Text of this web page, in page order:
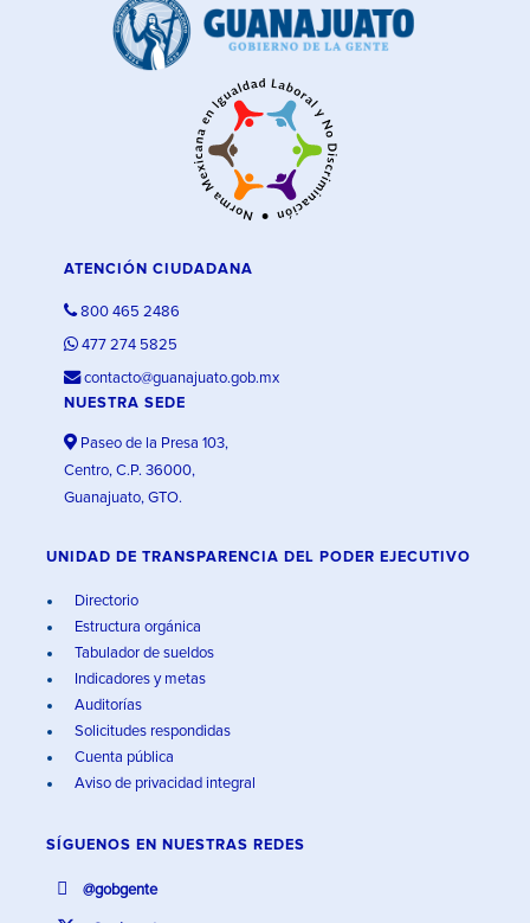
ATENCIÓN CIUDADANA
800 465 2486
477 274 5825
contacto@guanajuato.gob.mx
NUESTRA SEDE
Paseo de la Presa 103,
Centro, C.P. 36000,
Guanajuato, GTO.
UNIDAD DE TRANSPARENCIA DEL PODER EJECUTIVO
Directorio
Estructura orgánica
Tabulador de sueldos
Indicadores y metas
Auditorías
Solicitudes respondidas
Cuenta pública
Aviso de privacidad integral
SÍGUENOS EN NUESTRAS REDES
@gobgente